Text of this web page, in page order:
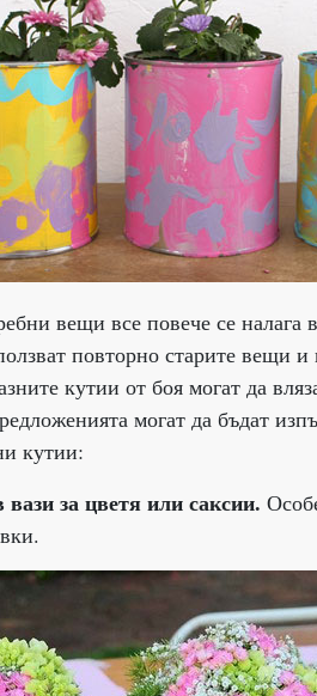
вещи все повече се
повторно старите вещи
кутии от боя могат да
могат да бъдат
кутии:
за цветя или саксии.